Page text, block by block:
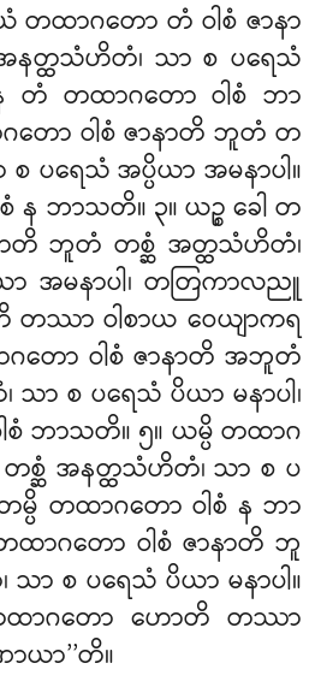
ယံ တထာဂတော တံ ဝါစံ ဇာနာ
တ္ထသံဟိတံ၊ သာ စ ပရေသံ
န တံ တထာဂတော ဝါစံ ဘာ
တော ဝါစံ ဇာနာတိ ဘူတံ တ
ပရေသံ အပ္ပိယာ အမနာပါ။
န ဘာသတိ။ ၃။ ယဉ္စ ခေါ တ
ာတိ ဘူတံ တစ္ဆံ အတ္ထသံဟိတံ၊
ာ အမနာပါ၊ တတြကာလညူ
ဿာ ဝါစာယ ဝေယျာကရ
တော ဝါစံ ဇာနာတိ အဘူတံ
ာ စ ပရေသံ ပိယာ မနာပါ၊
ဘာသတိ။ ၅။ ယမ္ပိ တထာဂ
စ္ဆံ အနတ္ထသံဟိတံ၊ သာ စ ပ
မ္ပိ တထာဂတော ဝါစံ န ဘာ
ထာဂတော ဝါစံ ဇာနာတိ ဘူ
ာ စ ပရေသံ ပိယာ မနာပါ။
ဂတော ဟောတိ တဿာ
ယာ’’တိ။